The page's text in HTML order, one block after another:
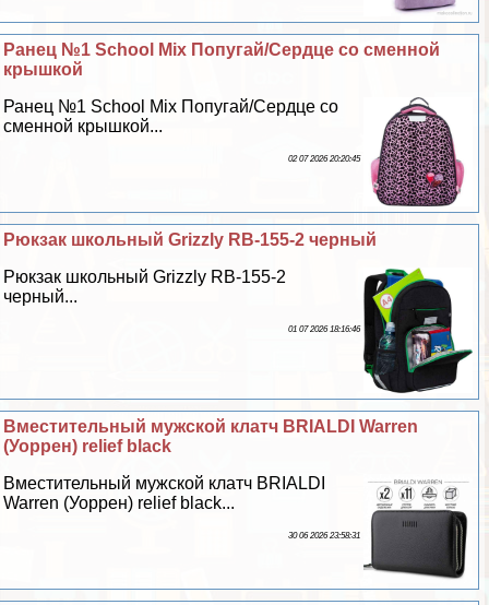
Ранец №1 School Mix Попугай/Сердце со сменной
крышкой
Ранец №1 School Mix Попугай/Сердце со
сменной крышкой...
02 07 2026 20:20:45
Рюкзак школьный Grizzly RB-155-2 черный
Рюкзак школьный Grizzly RB-155-2
черный...
01 07 2026 18:16:46
Вместительный мужской клатч BRIALDI Warren
(Уоррен) relief black
Вместительный мужской клатч BRIALDI
Warren (Уоррен) relief black...
30 06 2026 23:58:31